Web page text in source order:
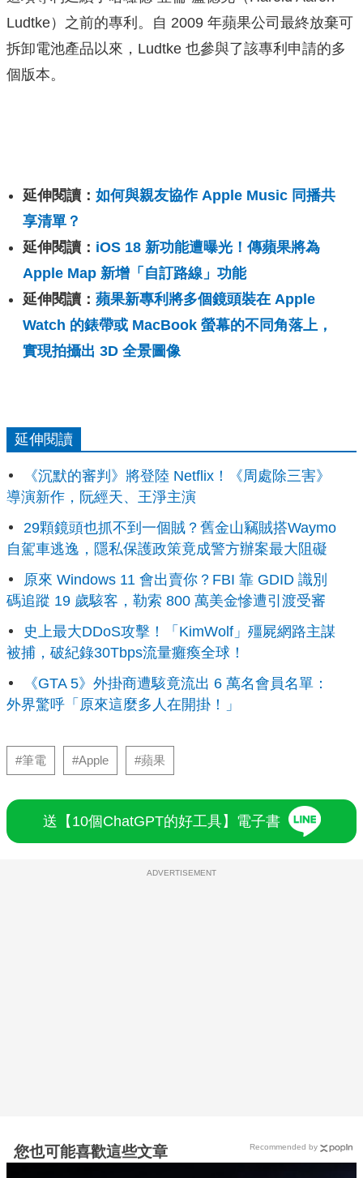
Ludtke）之前的專利。自 2009 年蘋果公司最終放棄可
拆卸電池產品以來，Ludtke 也參與了該專利申請的多
個版本。
延伸閱讀： 如何與親友協作 Apple Music 同播共
享清單？
延伸閱讀： iOS 18 新功能遭曝光！傳蘋果將為
Apple Map 新增「自訂路線」功能
延伸閱讀： 蘋果新專利將多個鏡頭裝在 Apple
Watch 的錶帶或 MacBook 螢幕的不同角落上，
實現拍攝出 3D 全景圖像
延伸閱讀
《沉默的審判》將登陸 Netflix！《周處除三害》
導演新作，阮經天、王淨主演
29顆鏡頭也抓不到一個賊？舊金山竊賊搭Waymo
自駕車逃逸，隱私保護政策竟成警方辦案最大阻礙
原來 Windows 11 會出賣你？FBI 靠 GDID 識別
碼追蹤 19 歲駭客，勒索 800 萬美金慘遭引渡受審
史上最大DDoS攻擊！「KimWolf」殭屍網路主謀
被捕，破紀錄30Tbps流量癱瘓全球！
《GTA 5》外掛商遭駭竟流出 6 萬名會員名單：
外界驚呼「原來這麼多人在開掛！」
#筆電 #Apple #蘋果
送【10個ChatGPT的好工具】電子書
ADVERTISEMENT
您也可能喜歡這些文章 Recommended by